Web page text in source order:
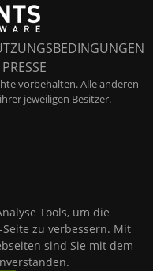
PRESSE
vorbehalten. Alle anderen
jeweiligen Besitzer.
Tools, um die
zu verbessern. Mit
sind Sie mit dem